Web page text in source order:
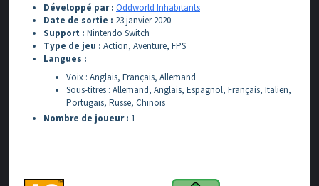
Développé par : Oddworld Inhabitants
Date de sortie : 23 janvier 2020
Support : Nintendo Switch
Type de jeu : Action, Aventure, FPS
Langues :
Voix : Anglais, Français, Allemand
Sous-titres : Allemand, Anglais, Espagnol, Français, Italien,
Portugais, Russe, Chinois
Nombre de joueur : 1